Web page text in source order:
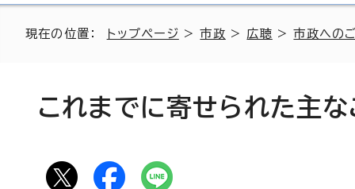
現在の位置： トップページ >市政 > 広聴 >市政への
これまでに寄せられた主